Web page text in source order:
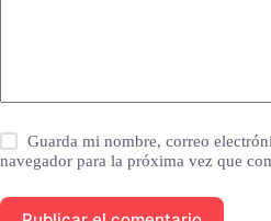
Guarda mi nombre, correo
navegador para la próxima vez que